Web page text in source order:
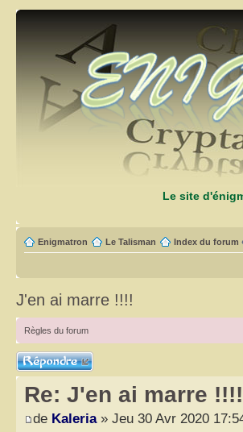
Le site
Enigmatron Le Talisman Index du forum ‹
J'en ai marre !!!!
Règles du forum
Répondre
Re: J'en ai marre !!!!
de Kaleria» Jeu 30 Avr 2020